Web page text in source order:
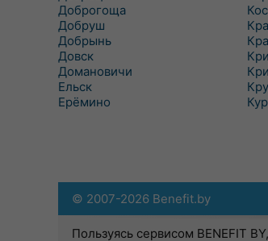
Доброгоща
Добруш
Добрынь
Довск
Домановичи
Ельск
Ерёмино
© 2007-2026 Benefit.by
Пользуясь сервисом BENEFIT